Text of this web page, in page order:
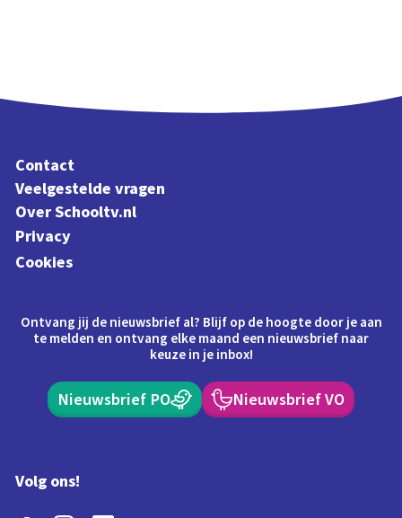
Contact
Veelgestelde vragen
Over Schooltv.nl
Privacy
Cookies
Ontvang jij de nieuwsbrief al? Blijf op de hoogte door je aan
te melden en ontvang elke maand een nieuwsbrief naar
keuze in je inbox!
Nieuwsbrief PO Nieuwsbrief VO
Volg ons!